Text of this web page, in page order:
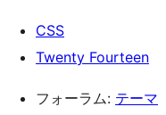
CSS
Twenty Fourteen
フォーラム: テーマ